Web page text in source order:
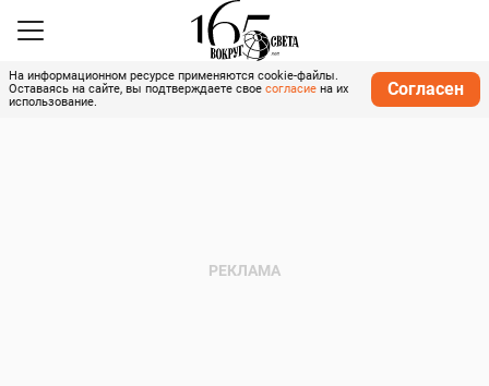
На информационном ресурсе применяются cookie-файлы.
Оставаясь на сайте, вы подтверждаете свое согласие на их
использование.
Согласен